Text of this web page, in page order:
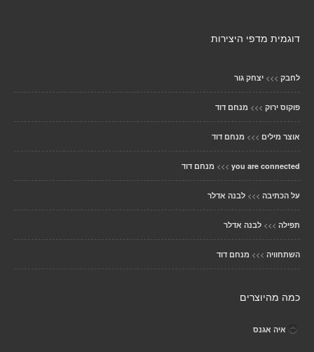
דוגמית מדפי היצירות
לחבק >>> יצחק גור
פוקוס ירוק >>> מנחם דוד
אוצר מילים >>> מנחם דוד
you are connected
>>> מנחם דוד
על הכתיבה >>> לבנה אדלר
תפילה >>> לבנה אדלר
השתחוויה >>> מנחם דוד
כמה מהיוצרים
איה אגנס